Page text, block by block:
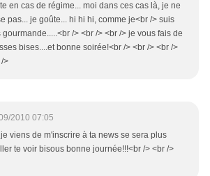
en cas de régime... moi dans ces cas là, je ne
pas... je goûte... hi hi hi, comme je<br /> suis
gourmande.....<br /> <br /> <br /> je vous fais de
bises....et bonne soirée!<br /> <br /> <br />
>
2010 07:05
viens de m'inscrire à ta news se sera plus
te voir bisous bonne journée!!!<br /> <br />